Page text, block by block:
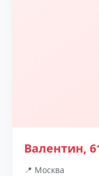
Валентин,
📍 Москва